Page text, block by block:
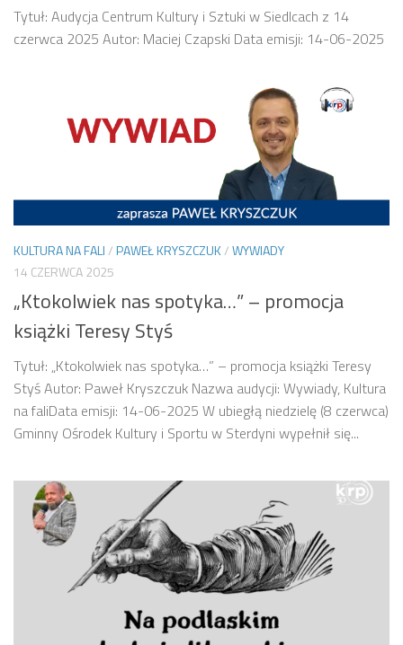
Tytuł: Audycja Centrum Kultury i Sztuki w Siedlcach z 14
czerwca 2025 Autor: Maciej Czapski Data emisji: 14-06-2025
KULTURA NA FALI/PAWEŁ KRYSZCZUK/WYWIADY
14 CZERWCA 2025
„Ktokolwiek nas spotyka…” – promocja
książki Teresy Styś
Tytuł: „Ktokolwiek nas spotyka…” – promocja książki Teresy
Styś Autor: Paweł Kryszczuk Nazwa audycji: Wywiady, Kultura
na faliData emisji: 14-06-2025 W ubiegłą niedzielę (8 czerwca)
Gminny Ośrodek Kultury i Sportu w Sterdyni wypełnił się...